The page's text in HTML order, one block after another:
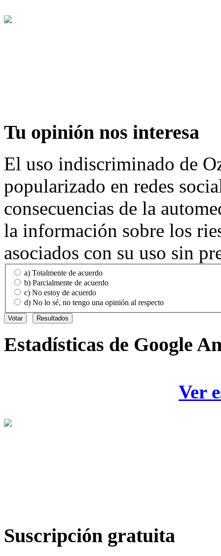
Tu opinión nos interesa
El uso indiscriminado de
popularizado en redes
consecuencias de la
la información sobre los
asociados con su uso sin
a) Totalmente de acuerdo
b) Parcialmente de acuerdo
c) No estoy de acuerdo
d) No lo sé, no tengo una opinión al respecto
Estadísticas de Google
Ver
Suscripción gratuita